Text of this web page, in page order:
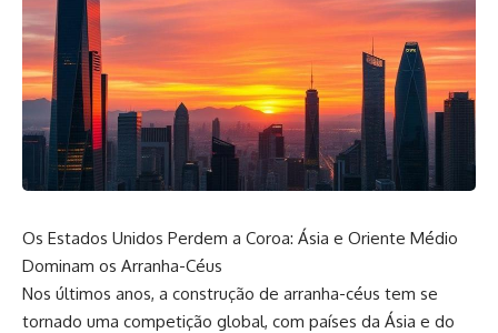
Os Estados Unidos Perdem a Coroa: Ásia e Oriente Médio
Dominam os Arranha-Céus
Nos últimos anos, a construção de arranha-céus tem se
tornado uma competição global, com países da Ásia e do